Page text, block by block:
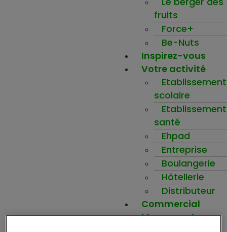
fruits
Force+
Be-Nuts
Inspirez-vous
Votre activité
Etablissement
scolaire
santé
Ehpad
Entreprise
Boulangerie
Hôtellerie
Distributeur
Commercial
Mon compte